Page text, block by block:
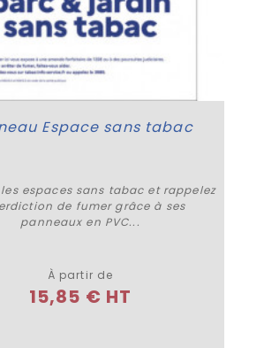
Espace sans tabac
espaces sans tabac et rappelez
de fumer grâce à ses
panneaux en PVC...
À partir de
15,85 € HT